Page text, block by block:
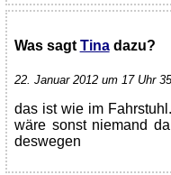
Was sagt Tinadazu?
22. Januar 2012 um 17 Uhr
das ist wie im
wäre sonst niemand
deswegen